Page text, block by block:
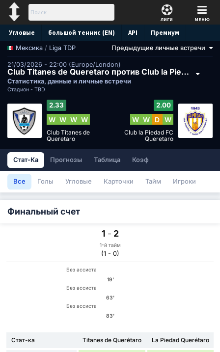
ЛИГИ МЕНЮ
Угловые большой теннис (EN) API Премиум
Прогноз
Мексика / Liga TDP Предыдущие личные встречи
21/03/2026 - 22:00 (Europe/London)
Club Titanes de Queretaro против Club la Piedad FC Queretaro
Статистика, данные и личные встречи
Стадион - TBD
2.33
W W W W
Club Titanes de
Queretaro
2.00
W W D W
Club la Piedad FC
Queretaro
Стат-Ка Прогнозы Таблица Коэф
Все Голы Угловые Карточки Тайм Игроки
Финальный счет
1 - 2
1-й тайм
(1 - 0)
Без ассиста
19'
Без ассиста
63'
Без ассиста
83'
Стат-ка Titanes de Querétaro La Piedad Querétaro